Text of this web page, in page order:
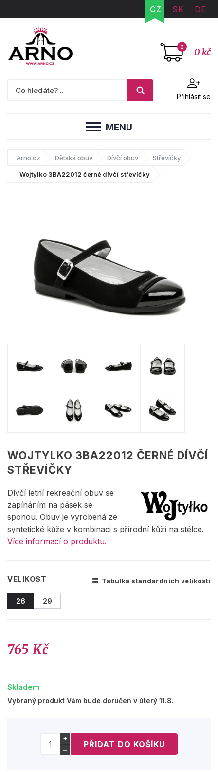
CZ SK DE
0 0 kč
Přihlásit se
MENU
Arno.cz Dětská obuv Dívčí obuv Střevíčky
Wojtylko 3BA22012 černé dívčí střevíčky
WOJTYLKO 3BA22012 ČERNÉ DÍVČÍ
STŘEVÍČKY
Dívčí letní rekreační obuv se
zapínáním na pásek se
sponou. Obuv je vyrobená ze
syntetické kůže v kombinaci s přírodní kůží na stélce.
Více informací o produktu.
VELIKOST Tabulka standardních velikostí
26 29
765 Kč
Skladem
Vybraný produkt Vám bude doručen v úterý 11.8.
+
−